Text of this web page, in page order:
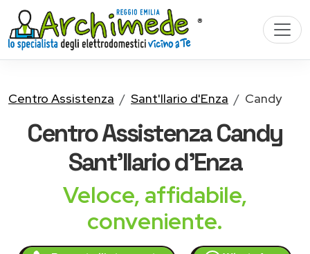
Centro Assistenza Sant'Ilario d'Enza Candy
Centro AssistenzaCandy
Sant'Ilario d'Enza
Veloce, affidabile,
conveniente.